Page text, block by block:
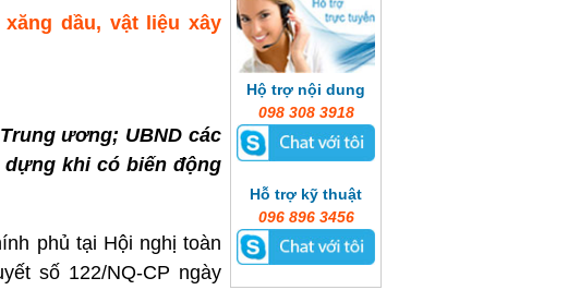
dầu, vật liệu xây
ương; UBND các
khi có biến động
phủ tại Hội nghị toàn
số 122/NQ-CP ngày
Hộ trợ nội dung
098 308 3918
Hỗ trợ kỹ thuật
096 896 3456